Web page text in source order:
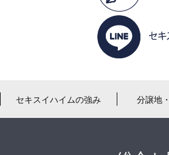
セキスイハイムの強み 分譲地